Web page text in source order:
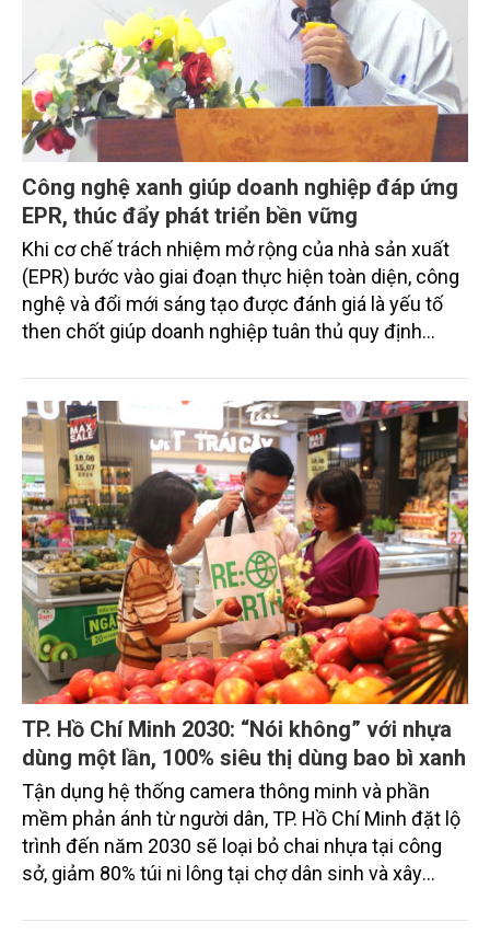
Công nghệ xanh giúp doanh nghiệp đáp ứng
EPR, thúc đẩy phát triển bền vững
Khi cơ chế trách nhiệm mở rộng của nhà sản xuất
(EPR) bước vào giai đoạn thực hiện toàn diện, công
nghệ và đổi mới sáng tạo được đánh giá là yếu tố
then chốt giúp doanh nghiệp tuân thủ quy định
đổi sang mô hình kinh tế tuần hoàn và phát triển
bền vững.
TP. Hồ Chí Minh 2030: “Nói không” với nhựa
dùng một lần, 100% siêu thị dùng bao bì xanh
Tận dụng hệ thống camera thông minh và phần
mềm phản ánh từ người dân, TP. Hồ Chí Minh đặt lộ
trình đến năm 2030 sẽ loại bỏ chai nhựa tại công
sở, giảm 80% túi ni lông tại chợ dân sinh và xây